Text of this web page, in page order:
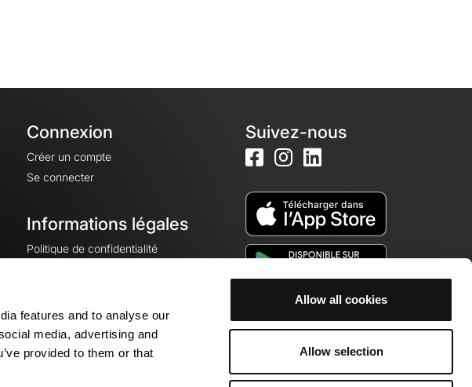
features and to analyse our
media, advertising and
provided to them or that
Allow all cookies
Allow selection
Connexion
Créer un compte
Se connecter
Informations légales
Politique de confidentialité
Mentions légales
Paramètres des cookies
Suivez-nous